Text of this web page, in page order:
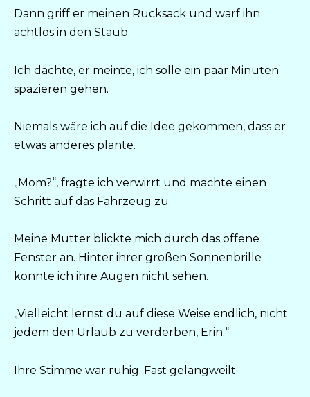
Dann griff er meinen Rucksack und warf ihn
achtlos in den Staub.
Ich dachte, er meinte, ich solle ein paar Minuten
spazieren gehen.
Niemals wäre ich auf die Idee gekommen, dass er
etwas anderes plante.
„Mom?“, fragte ich verwirrt und machte einen
Schritt auf das Fahrzeug zu.
Meine Mutter blickte mich durch das offene
Fenster an. Hinter ihrer großen Sonnenbrille
konnte ich ihre Augen nicht sehen.
„Vielleicht lernst du auf diese Weise endlich, nicht
jedem den Urlaub zu verderben, Erin.“
Ihre Stimme war ruhig. Fast gelangweilt.